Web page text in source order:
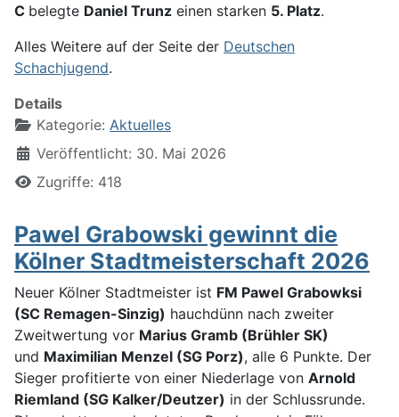
C belegte Daniel Trunz einen starken 5. Platz.
Alles Weitere auf der Seite der Deutschen
Schachjugend.
Details
Kategorie: Aktuelles
Veröffentlicht: 30. Mai 2026
Zugriffe: 418
Pawel Grabowski gewinnt die
Kölner Stadtmeisterschaft 2026
Neuer Kölner Stadtmeister ist FM Pawel Grabowksi
(SC Remagen-Sinzig) hauchdünn nach zweiter
Zweitwertung vor Marius Gramb (Brühler SK)
und Maximilian Menzel (SG Porz), alle 6 Punkte. Der
Sieger profitierte von einer Niederlage von Arnold
Riemland (SG Kalker/Deutzer) in der Schlussrunde.